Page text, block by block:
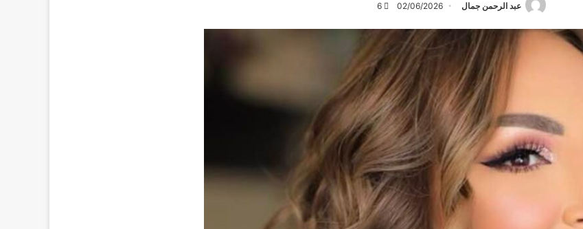
عبد الرحمن جمال 02/06/2026
6